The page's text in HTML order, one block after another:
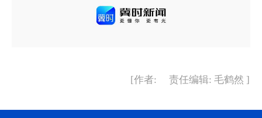
[作者: 责任编辑: 毛鹤然 ]